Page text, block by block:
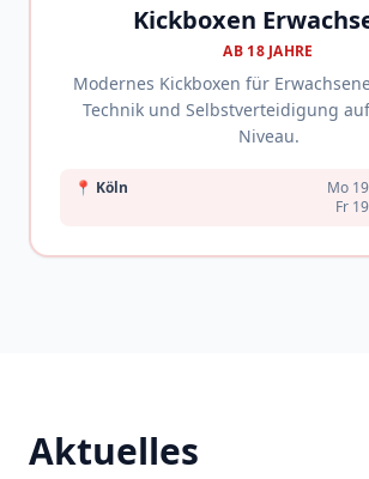
Kickboxen
AB 18 JAHRE
Modernes Kickboxen für
Technik und Selbstverteidigung
Niveau.
📍 Köln
Mo
Fr
Aktuelles